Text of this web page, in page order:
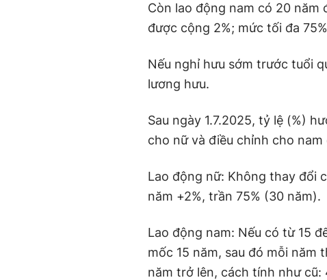
Còn lao động nam có 20 năm
được cộng 2%; mức tối đa
Nếu nghỉ hưu sớm trước tuổi
lương hưu.
Sau ngày 1.7.2025, tỷ lệ (%)
cho nữ và điều chỉnh cho
Lao động nữ: Không thay đổi
năm +2%, trần 75% (30 năm).
Lao động nam: Nếu có từ 15
mốc 15 năm, sau đó mỗi năm
năm trở lên, cách tính như cũ: